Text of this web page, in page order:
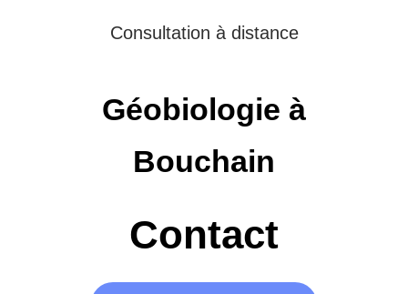
Consultation à distance
Géobiologie à
Bouchain
Contact